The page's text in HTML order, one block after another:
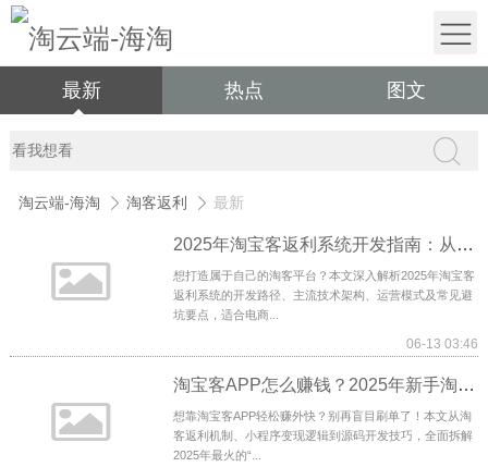
最新 热点 图文
淘云端-海淘 淘客返利 最新
2025年淘宝客返利系统开发指南：从优惠券App到代理小程序全解析
想打造属于自己的淘客平台？本文深入解析2025年淘宝客
返利系统的开发路径、主流技术架构、运营模式及常见避
坑要点，适合电商...
06-13 03:46
淘宝客APP怎么赚钱？2025年新手淘客必看的返利秘籍！
想靠淘宝客APP轻松赚外快？别再盲目刷单了！本文从淘
客返利机制、小程序变现逻辑到源码开发技巧，全面拆解
2025年最火的“...